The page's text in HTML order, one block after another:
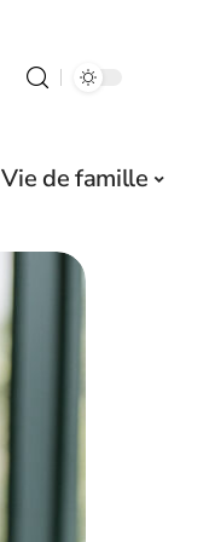
Vie de famille